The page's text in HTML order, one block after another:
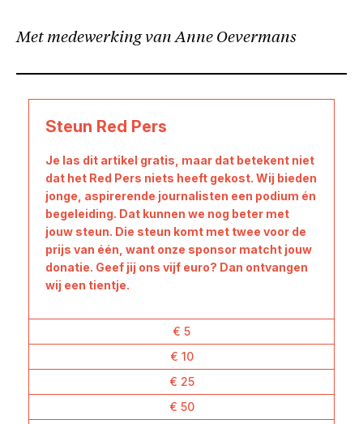
Met medewerking van Anne Oevermans
Steun Red Pers
Je las dit artikel gratis, maar dat betekent niet
dat het Red Pers niets heeft gekost. Wij bieden
jonge, aspirerende journalisten een podium én
begeleiding. Dat kunnen we nog beter met
jouw steun. Die steun komt met twee voor de
prijs van één, want onze sponsor matcht jouw
donatie. Geef jij ons vijf euro? Dan ontvangen
wij een tientje.
€ 5
€ 10
€ 25
€ 50